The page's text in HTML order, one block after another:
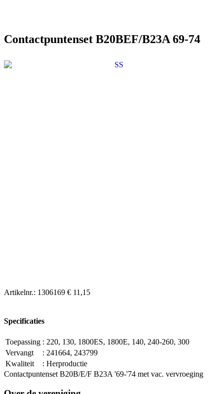
Contactpuntenset B20BEF/B23A 69-74
Artikelnr.: 1306169 € 11,15
Specificaties
Toepassing : 220, 130, 1800ES, 1800E, 140, 240-260, 300
Vervangt
: 241664, 243799
Kwaliteit
: Herproductie
Contactpuntenset B20B/E/F B23A '69-'74 met vac. vervroeging